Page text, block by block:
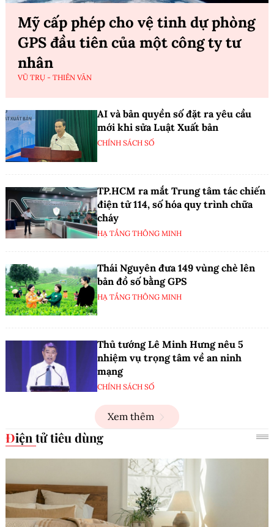
Mỹ cấp phép cho vệ tinh dự phòng
GPS đầu tiên của một công ty tư
nhân
VŨ TRỤ - THIÊN VĂN
AI và bản quyền số đặt ra yêu cầu
mới khi sửa Luật Xuất bản
CHÍNH SÁCH SỐ
TP.HCM ra mắt Trung tâm tác chiến
điện tử 114, số hóa quy trình chữa
cháy
HẠ TẦNG THÔNG MINH
Thái Nguyên đưa 149 vùng chè lên
bản đồ số bằng GPS
HẠ TẦNG THÔNG MINH
Thủ tướng Lê Minh Hưng nêu 5
nhiệm vụ trọng tâm về an ninh
mạng
CHÍNH SÁCH SỐ
Xem thêm
Điện tử tiêu dùng